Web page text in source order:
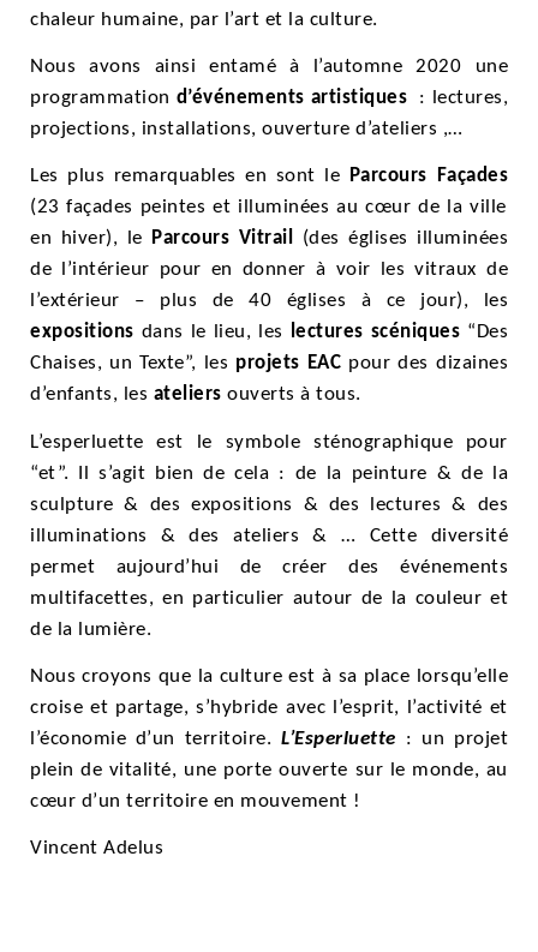
chaleur humaine, par l’art et la culture.
Nous avons ainsi entamé à l’automne 2020 une
programmation d’événements artistiques : lectures,
projections, installations, ouverture d’ateliers ,…
Les plus remarquables en sont le
Parcours Façades
(23 façades peintes et illuminées au cœur de la ville
en hiver), le
Parcours Vitrail
(des églises illuminées
de l’intérieur pour en donner à voir les vitraux de
l’extérieur – plus de 40 églises à ce jour), les
expositions dans le lieu, les lectures scéniques “Des
Chaises, un Texte”, les projets EAC pour des dizaines
d’enfants, les ateliers ouverts à tous.
L’esperluette est le symbole sténographique pour
“et”. Il s’agit bien de cela : de la peinture & de la
sculpture & des expositions & des lectures & des
illuminations & des ateliers & … Cette diversité
permet aujourd’hui de créer des événements
multifacettes, en particulier autour de la couleur et
de la lumière.
Nous croyons que la culture est à sa place lorsqu’elle
croise et partage, s’hybride avec l’esprit, l’activité et
l’économie d’un territoire.L’Esperluette : un projet
plein de vitalité, une porte ouverte sur le monde, au
cœur d’un territoire en mouvement !
Vincent Adelus